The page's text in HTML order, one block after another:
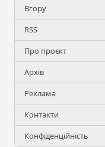
Вгору
RSS
Про проєкт
Архів
Реклама
Контакти
Конфіденційність